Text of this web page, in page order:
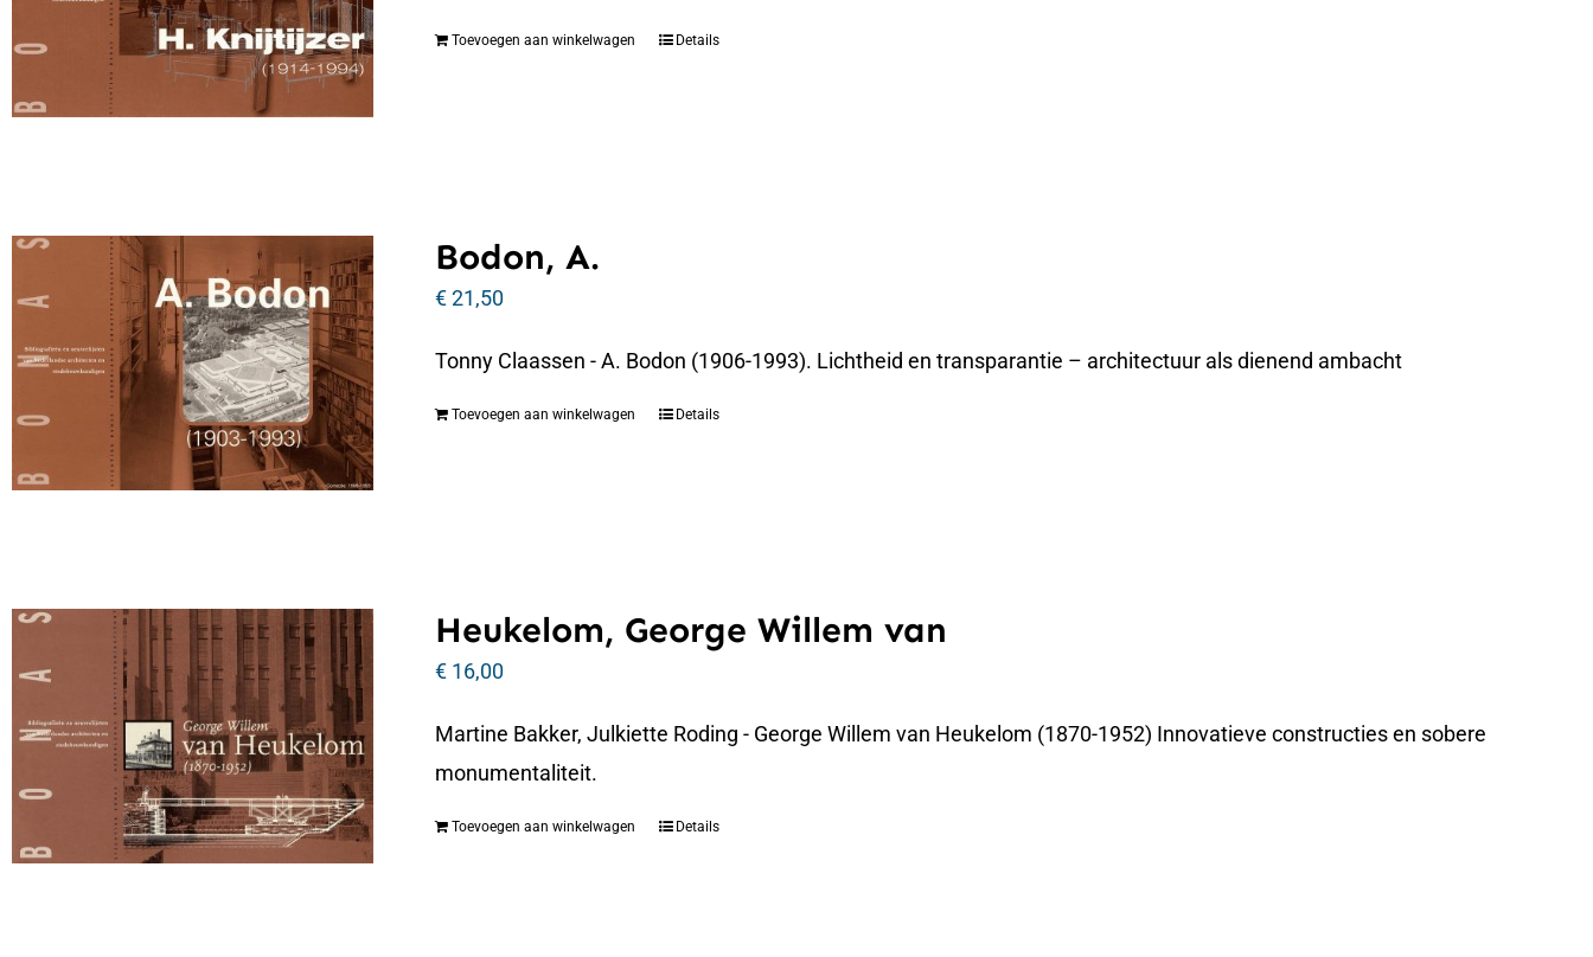
Toevoegen aan winkelwagen Details
Bodon, A.
€21,50
Tonny Claassen - A. Bodon (1906-1993). Lichtheid en transparantie – architectuur als dienend ambacht
Toevoegen aan winkelwagen Details
Heukelom, George Willem van
€ 16,00
Martine Bakker, Julkiette Roding - George Willem van Heukelom (1870-1952) Innovatieve constructies en sobere
monumentaliteit.
Toevoegen aan winkelwagen Details